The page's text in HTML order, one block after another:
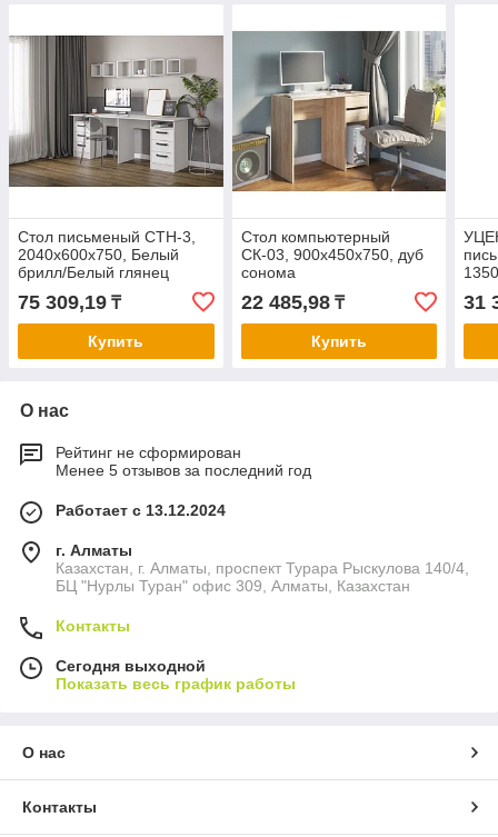
Стол письменый СТН-3,
2040х600х750, Белый
брилл/Белый глянец
75 309,19 ₸
Купить
Стол компьютерный
СК-03, 900х450х750, дуб
сонома
22 485,98₸
Купить
31
О нас
Рейтинг не сформирован
Менее 5 отзывов за последний год
Работает с 13.12.2024
г. Алматы
Казахстан, г. Алматы, проспект Турара Рыскулова 140/4,
БЦ "Нурлы Туран" офис 309, Алматы, Казахстан
Контакты
Сегодня выходной
Показать весь график работы
О нас
Контакты